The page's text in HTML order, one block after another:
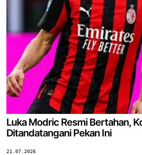
Luka Modric Resmi Bertahan,
Ditandatangani Pekan Ini
21.07.2026